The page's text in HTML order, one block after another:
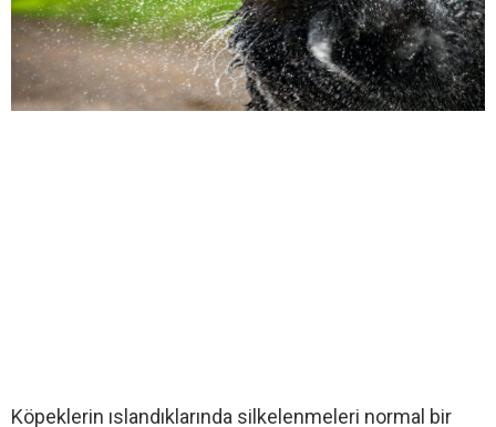
Köpeklerin ıslandıklarında silkelenmeleri normal bir